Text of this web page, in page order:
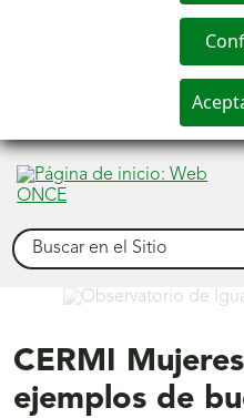
BuscarObservatorio de
Oportunidades
CERMI
ejemplos de